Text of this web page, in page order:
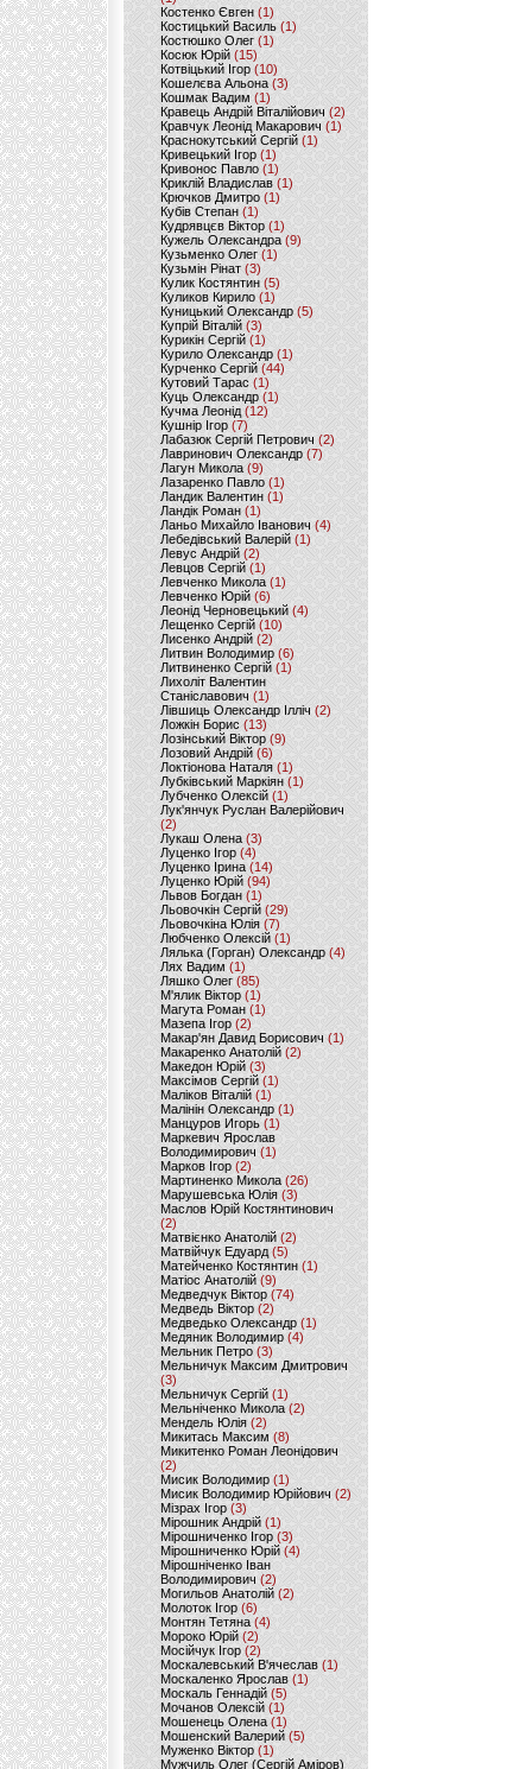
Костенко Євген (1)
Костицький Василь (1)
Костюшко Олег (1)
Косюк Юрій (15)
Котвіцький Ігор (10)
Кошелєва Альона(3)
Кошмак Вадим (1)
Кравець Андрій Віталійович (2)
Кравчук Леонід Макарович (1)
Краснокутський Сергій (1)
Кривецький Ігор (1)
Кривонос Павло (1)
Криклій Владислав (1)
Крючков Дмитро(1)
Кубів Степан(1)
Кудрявцєв Віктор (1)
Кужель Олександра (9)
Кузьменко Олег (1)
Кузьмін Рінат(3)
Кулик Костянтин(5)
Куликов Кирило (1)
Куницький Олександр (5)
Купрій Віталій (3)
Курикін Сергій(1)
Курило Олександр (1)
Курченко Сергій (44)
Кутовий Тарас (1)
Куць Олександр (1)
Кучма Леонід (12)
Кушнір Ігор(7)
Лабазюк Сергій Петрович (2)
Лавринович Олександр(7)
Лагун Микола(9)
Лазаренко Павло (1)
Ландик Валентин (1)
Ландік Роман (1)
Ланьо Михайло Іванович(4)
Лебедівський Валерій(1)
Левус Андрій(2)
Левцов Сергій (1)
Левченко Микола (1)
Левченко Юрій (6)
Леонід Черновецький (4)
Лещенко Сергій (10)
Лисенко Андрій (2)
Литвин Володимир (6)
Литвиненко Сергій (1)
Лихоліт Валентин
Станіславович (1)
Лівшиць Олександр Ілліч (2)
Ложкін Борис(13)
Лозінський Віктор(9)
Лозовий Андрій (6)
Локтіонова Наталя (1)
Лубківський Маркіян(1)
Лубченко Олексій (1)
Лук'янчук Руслан Валерійович
(2)
Лукаш Олена (3)
Луценко Ігор (4)
Луценко Ірина (14)
Луценко Юрій (94)
Львов Богдан (1)
Льовочкін Сергій (29)
Льовочкіна Юлія(7)
Любченко Олексій(1)
Лялька (Горган) Олександр(4)
Лях Вадим (1)
Ляшко Олег (85)
М'ялик Віктор(1)
Магута Роман(1)
Мазепа Ігор (2)
Макар'ян Давид Борисович(1)
Макаренко Анатолій (2)
Македон Юрій(3)
Максімов Сергій (1)
Маліков Віталій (1)
Малінін Олександр (1)
Манцуров Игорь (1)
Маркевич Ярослав
Володимирович (1)
Марков Ігор (2)
Мартиненко Микола (26)
Марушевська Юлія (3)
Маслов Юрій Костянтинович
(2)
Матвієнко Анатолій (2)
Матвійчук Едуард(5)
Матейченко Костянтин (1)
Матіос Анатолій (9)
Медведчук Віктор(74)
Медведь Віктор (2)
Медведько Олександр (1)
Медяник Володимир(4)
Мельник Петро (3)
Мельничук Максим Дмитрович
(3)
Мельничук Сергій (1)
Мельніченко Микола (2)
Мендель Юлія (2)
Микитась Максим (8)
Микитенко Роман Леонідович
(2)
Мисик Володимир (1)
Мисик Володимир Юрійович(2)
Мізрах Ігор(3)
Мірошник Андрій(1)
Мірошниченко Ігор (3)
Мірошниченко Юрій(4)
Мірошніченко Іван
Володимирович (2)
Могильов Анатолій (2)
Молоток Ігор (6)
Монтян Тетяна (4)
Мороко Юрій(2)
Мосійчук Ігор (2)
Москалевський В'ячеслав (1)
Москаленко Ярослав (1)
Москаль Геннадій (5)
Мочанов Олексій(1)
Мошенець Олена(1)
Мошенский Валерий (5)
Муженко Віктор (1)
Мужчиль Олег (Сергій Аміров)